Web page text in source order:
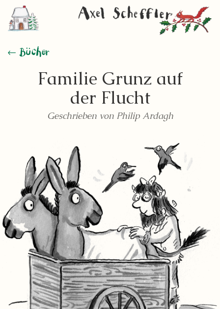
← Bücher
Familie Grunz auf
der Flucht
Geschrieben von Philip Ardagh